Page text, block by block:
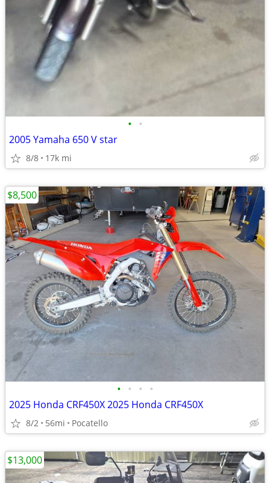
• •
2005 Yamaha 650 V star
8/8 17k mi
• • • •
2025 Honda CRF450X 2025 Honda CRF450X
8/2 56mi Pocatello
$8,500
$13,000